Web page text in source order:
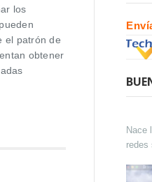
los
el patrón de
obtener
Nace
redes